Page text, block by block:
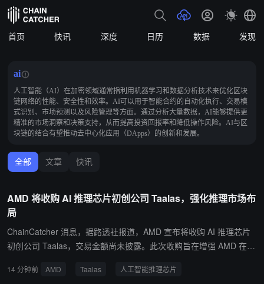
首页 快讯 深度 日历 数据 发现
ai
人工智能（AI）在加密领域通常指利用机器学习和数据分析技术来优化区块
链网络的性能、安全性和效率。AI可以用于智能合约的自动化执行、交易模
式识别、市场预测以及风险管理等方面。通过分析大量数据，AI能够提供更
精准的市场洞察和决策支持，从而提高投资回报率和降低操作风险。AI与区
块链的结合有望推动去中心化应用（DApps）的创新和发展。
全部 文章 快讯
AMD 将收购 AI 推理芯片初创公司 Taalas，强化推理市场布
局
ChainCatcher 消息，据路透社报道，AMD 宣布将收购 AI 推理芯片
初创公司 Taalas，交易金额尚未披露。此次收购旨在增强 AMD 在人
nstinct GPU 加速器路线图，进一步推进系统级解决方案开发。
14 分钟前 AMD Taalas 人工智能推理芯片